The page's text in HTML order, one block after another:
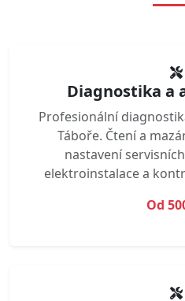
Diagnostika a
Profesionální
Táboře. Čtení a
nastavení
elektroinstalace a
Od